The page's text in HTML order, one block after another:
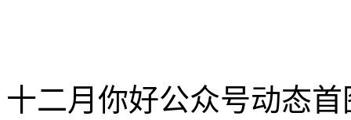
实用性: ♥♥